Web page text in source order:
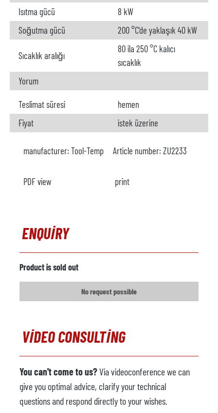
Isıtma gücü
8 kW
Soğutma gücü
200 °C'de yaklaşık 40 kW
Sıcaklık aralığı
80 ila 250 °C kalıcı
sıcaklık
Yorum
Teslimat süresi
hemen
Fiyat
istek üzerine
manufacturer: Tool-Temp Article number: ZU2233
PDF view print
ENQUIRY
Product is sold out
No request possible
VIDEO CONSULTING
You can't come to us?Via videoconference we can
give you optimal advice, clarify your technical
questions and respond directly to your wishes.